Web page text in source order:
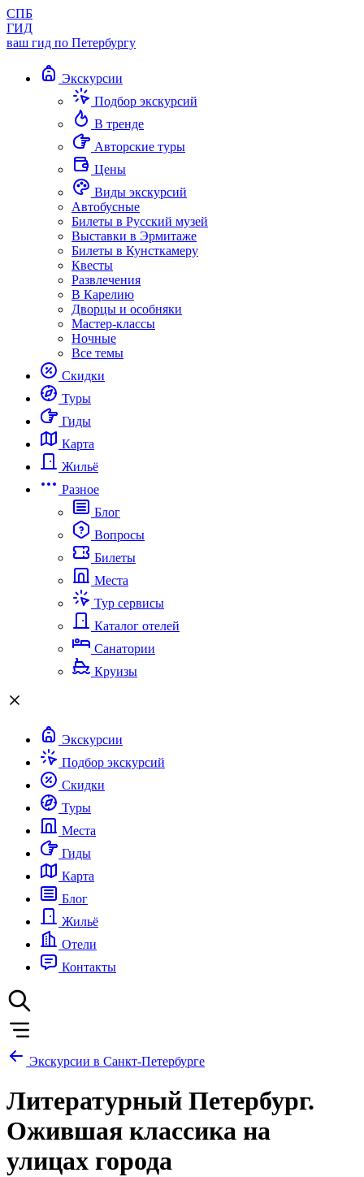
СПБ
ГИД
ваш гид по Петербургу
Экскурсии
Подбор экскурсий
В тренде
Авторские туры
Цены
Виды экскурсий
Автобусные
Билеты в Русский музей
Выставки в Эрмитаже
Билеты в Кунсткамеру
Квесты
Развлечения
В Карелию
Дворцы и особняки
Мастер-классы
Ночные
Все темы
Скидки
Туры
Гиды
Карта
Жильё
Разное
Блог
Вопросы
Билеты
Места
Тур сервисы
Каталог отелей
Санатории
Круизы
Экскурсии
Подбор экскурсий
Скидки
Туры
Места
Гиды
Карта
Блог
Жильё
Отели
Контакты
Экскурсии в Санкт-Петербурге
Литературный Петербург.
Ожившая классика на
улицах города